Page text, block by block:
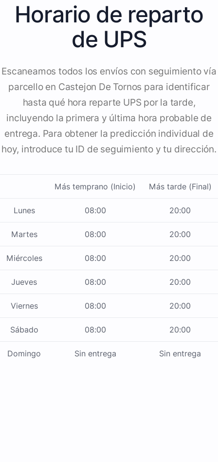
Horario de reparto
de UPS
Escaneamos todos los envíos con seguimiento vía
parcello en Castejon De Tornos para identificar
hasta qué hora reparte UPS por la tarde,
incluyendo la primera y última hora probable de
entrega. Para obtener la predicción individual de
hoy, introduce tu ID de seguimiento y tu dirección.
Más temprano (Inicio) Más tarde (Final)
Lunes 08:00 20:00
Martes 08:00 20:00
Miércoles 08:00 20:00
Jueves 08:00 20:00
Viernes 08:00 20:00
Sábado 08:00 20:00
Domingo Sin entrega Sin entrega